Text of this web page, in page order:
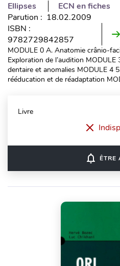
Ellipses
ECN en fiches
Parution : 18.02.2009
ISBN :
9782729842857
MODULE 0 A. Anatomie crânio-
Exploration de l’audition
dentaire et anomalies MODULE 4
rééducation et de réadaptation
Livre
notifications_none ÊTRE